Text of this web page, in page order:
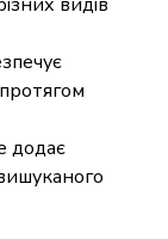
видів
додає